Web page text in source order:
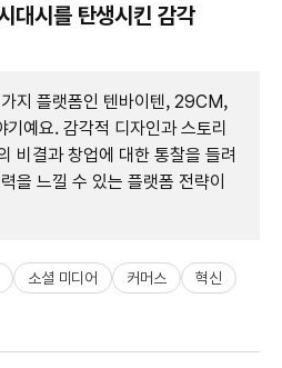
대시를 탄생시킨 감각
지 플랫폼인 텐바이텐, 29CM,
예요. 감각적 디자인과 스토리
비결과 창업에 대한 통찰을 들려
을 느낄 수 있는 플랫폼 전략이
소셜 미디어 커머스
혁신